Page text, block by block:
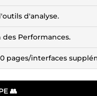
d'analyse.
Performances.
pages/interfaces
👥